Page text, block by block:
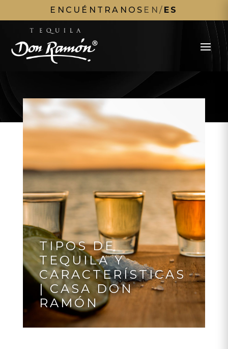
ENCUÉNTRANOS EN / ES
TIPOS DE
TEQUILA Y
CARACTERÍSTICAS
| CASA DON
RAMÓN